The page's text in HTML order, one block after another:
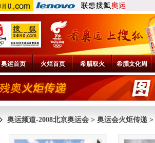
奥运首页 火炬首页 希腊取火 希腊文化周
奥运频道-2008北京奥运会 > 奥运会火炬传递 >